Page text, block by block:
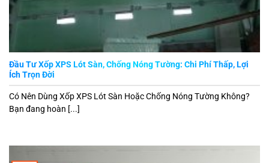
Đầu Tư Xốp XPS Lót Sàn, Chống Nóng Tường: Chi Phí Thấp, Lợi
Ích Trọn Đời
Có Nên Dùng Xốp XPS Lót Sàn Hoặc Chống Nóng Tường Không?
Bạn đang hoàn [...]